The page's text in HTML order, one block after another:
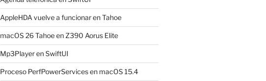
AppleHDA vuelve a funcionar en Tahoe
macOS 26 Tahoe en Z390 Aorus Elite
Mp3Player en SwiftUI
Proceso PerfPowerServices en macOS 15.4